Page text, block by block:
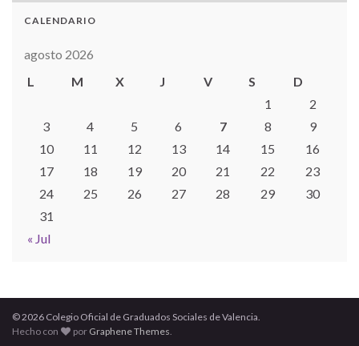
CALENDARIO
agosto 2026
L
M X J V S D
« Jul
1
2
3
4 5 6 7 8
9
10
11 12 13 14 15
16
17
18 19 20 21 22
23
24
25 26 27 28 29
30
31
© 2026 Colegio Oficial de Graduados Sociales de Valencia.
Hecho con
por Graphene Themes